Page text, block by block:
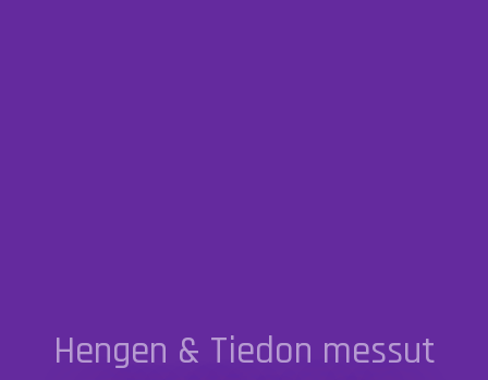
Hengen & Tiedon messut